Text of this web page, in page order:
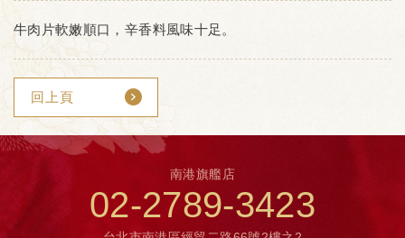
牛肉片軟嫩順口，辛香料風味十足。
回上頁
南港旗艦店
02-2789-3423